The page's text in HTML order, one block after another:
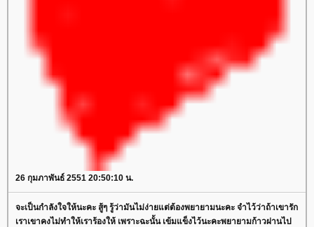
26 กุมภาพันธ์ 2551 20:50:10 น.
จะเป็นกำลังใจให้นะคะ สู้ๆ รู้ว่ามันไม่ง่ายแต่ต้องพยายามนะคะ จำไว้ว่าถ้าเขารัก
เราเขาคงไม่ทำให้เราร้องให้ เพราะฉะนั้น เข้มแข็งไว้นะคะพยายามก้าวผ่านไป